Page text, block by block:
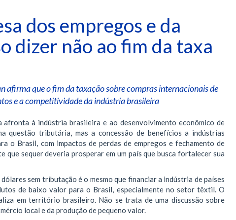
dos empregos e da
dizer não ao fim da taxa
afirma que o fim da taxação sobre compras internacionais de
e a competitividade da indústria brasileira
afronta à indústria brasileira e ao desenvolvimento econômico de
questão tributária, mas a concessão de benefícios a indústrias
o Brasil, com impactos de perdas de empregos e fechamento de
que sequer deveria prosperar em um país que busca fortalecer sua
sem tributação é o mesmo que financiar a indústria de países
de baixo valor para o Brasil, especialmente no setor têxtil. O
em território brasileiro. Não se trata de uma discussão sobre
local e da produção de pequeno valor.